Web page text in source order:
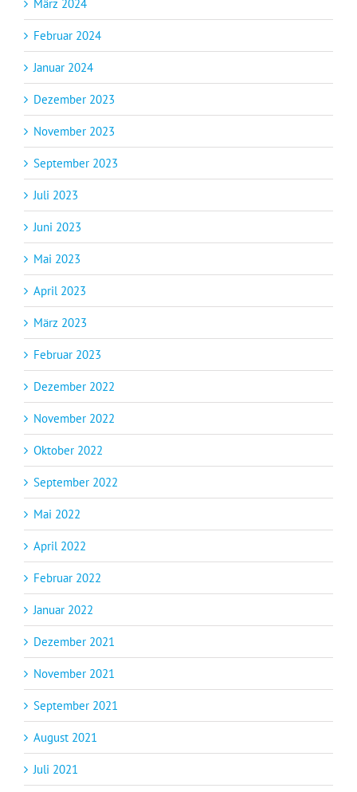
März 2024
Februar 2024
Januar 2024
Dezember 2023
November 2023
September 2023
Juli 2023
Juni 2023
Mai 2023
April 2023
März 2023
Februar 2023
Dezember 2022
November 2022
Oktober 2022
September 2022
Mai 2022
April 2022
Februar 2022
Januar 2022
Dezember 2021
November 2021
September 2021
August 2021
Juli 2021